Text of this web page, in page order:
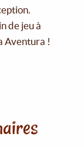
de jeu à
Aventura !